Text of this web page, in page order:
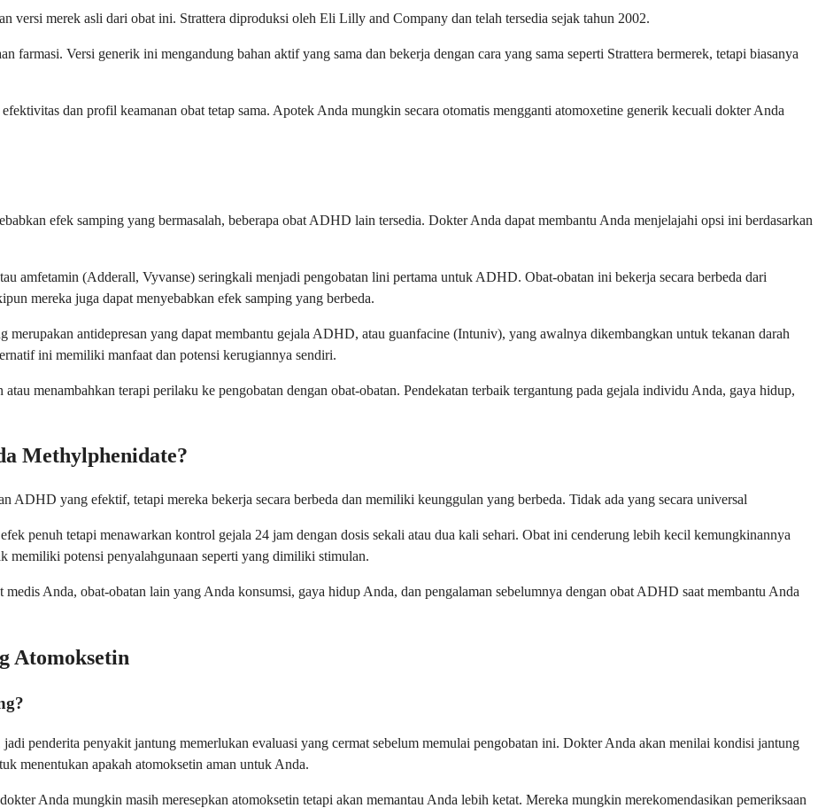
versi merek asli dari obat ini. Strattera diproduksi oleh Eli Lilly and Company dan telah tersedia sejak tahun 2002.
farmasi. Versi generik ini mengandung bahan aktif yang sama dan bekerja dengan cara yang sama seperti Strattera bermerek, tetapi biasanya
dan profil keamanan obat tetap sama. Apotek Anda mungkin secara otomatis mengganti atomoxetine generik kecuali dokter Anda
efek samping yang bermasalah, beberapa obat ADHD lain tersedia. Dokter Anda dapat membantu Anda menjelajahi opsi ini berdasarkan
amfetamin (Adderall, Vyvanse) seringkali menjadi pengobatan lini pertama untuk ADHD. Obat-obatan ini bekerja secara berbeda dari
mereka juga dapat menyebabkan efek samping yang berbeda.
antidepresan yang dapat membantu gejala ADHD, atau guanfacine (Intuniv), yang awalnya dikembangkan untuk tekanan darah
ini memiliki manfaat dan potensi kerugiannya sendiri.
menambahkan terapi perilaku ke pengobatan dengan obat-obatan. Pendekatan terbaik tergantung pada gejala individu Anda, gaya hidup,
Methylphenidate?
ADHD yang efektif, tetapi mereka bekerja secara berbeda dan memiliki keunggulan yang berbeda. Tidak ada yang secara universal
penuh tetapi menawarkan kontrol gejala 24 jam dengan dosis sekali atau dua kali sehari. Obat ini cenderung lebih kecil kemungkinannya
memiliki potensi penyalahgunaan seperti yang dimiliki stimulan.
Anda, obat-obatan lain yang Anda konsumsi, gaya hidup Anda, dan pengalaman sebelumnya dengan obat ADHD saat membantu Anda
Atomoksetin
penderita penyakit jantung memerlukan evaluasi yang cermat sebelum memulai pengobatan ini. Dokter Anda akan menilai kondisi jantung
menentukan apakah atomoksetin aman untuk Anda.
Anda mungkin masih meresepkan atomoksetin tetapi akan memantau Anda lebih ketat. Mereka mungkin merekomendasikan pemeriksaan